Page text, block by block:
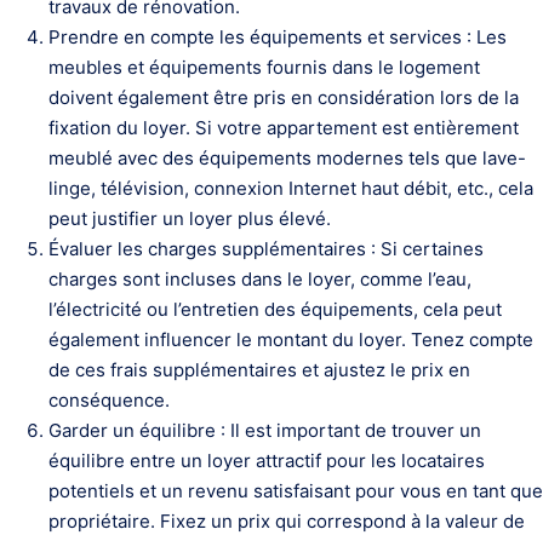
travaux de rénovation.
Prendre en compte les équipements et services : Les
meubles et équipements fournis dans le logement
doivent également être pris en considération lors de la
fixation du loyer. Si votre appartement est entièrement
meublé avec des équipements modernes tels que lave-
linge, télévision, connexion Internet haut débit, etc., cela
peut justifier un loyer plus élevé.
Évaluer les charges supplémentaires : Si certaines
charges sont incluses dans le loyer, comme l’eau,
l’électricité ou l’entretien des équipements, cela peut
également influencer le montant du loyer. Tenez compte
de ces frais supplémentaires et ajustez le prix en
conséquence.
Garder un équilibre : Il est important de trouver un
équilibre entre un loyer attractif pour les locataires
potentiels et un revenu satisfaisant pour vous en tant que
propriétaire. Fixez un prix qui correspond à la valeur de